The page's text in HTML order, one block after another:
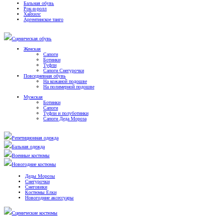
Бальная обувь
Рок-н-ролл
Хайхилс
Аргентинское танго
Сценическая обувь
Женская
Сапоги
Ботинки
Туфли
Сапоги Снегурочки
Повседневная обувь
На кожаной подошве
На полимерной подошве
Мужская
Ботинки
Сапоги
Туфли и полуботинки
Сапоги Деда Мороза
Репетиционная одежда
Бальная одежда
Военные костюмы
Новогодние костюмы
Деды Морозы
Снегурочки
Снеговики
Костюмы Елки
Новогодние аксессуары
Сценические костюмы